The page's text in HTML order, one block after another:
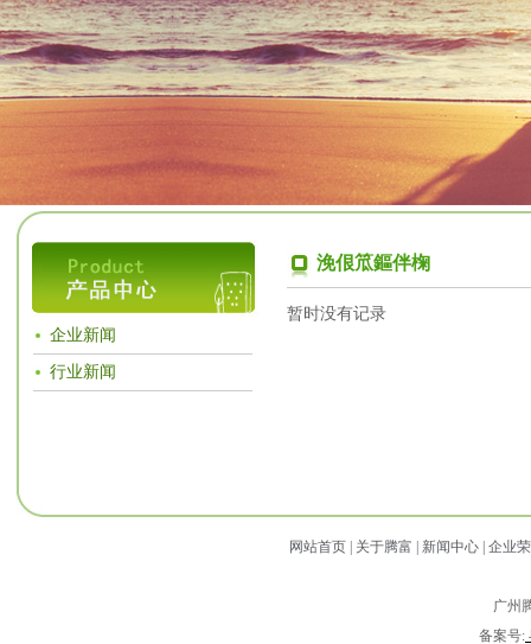
企业新闻
行业新闻
浼佷笟鏂伴椈
暂时没有记录
网站首页 关于腾富 新闻中心 企业
广州
备案号: